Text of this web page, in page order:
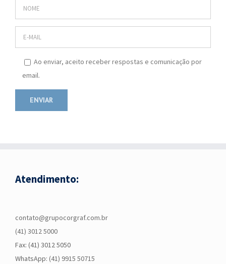
Ao enviar, aceito receber respostas e comunicação por
email.
Atendimento:
contato@grupocorgraf.com.br
(41) 3012 5000
Fax: (41) 3012 5050
WhatsApp: (41) 9915 50715